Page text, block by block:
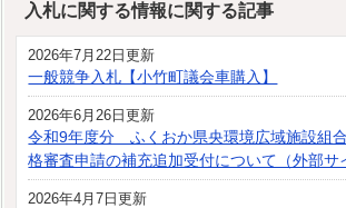
入札に関する情報に関する記事
2026年7月22日更新
一般競争入札【小竹町議会車購入】
2026年6月26日更新
令和9年度分 ふくおか県央環境広域施設組
格審査申請の補充追加受付について（外部サ
2026年4月7日更新